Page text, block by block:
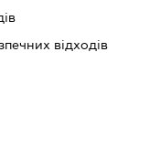
відходів